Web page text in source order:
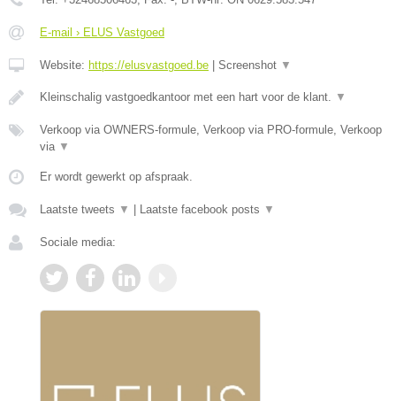
E-mail › ELUS Vastgoed
Website: https://elusvastgoed.be Screenshot ▼
Kleinschalig vastgoedkantoor met een hart voor de klant. ▼
Verkoop via OWNERS-formule, Verkoop via PRO-formule, Verkoop
via ▼
Er wordt gewerkt op afspraak.
Laatste tweets ▼ Laatste facebook posts ▼
Sociale media: